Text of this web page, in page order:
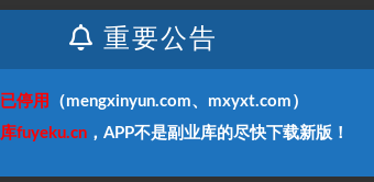
重要公告
已停用
（mengxinyun.com、mxyxt.com）
fuyeku.cn ，APP不是副业库的尽快下载新版！